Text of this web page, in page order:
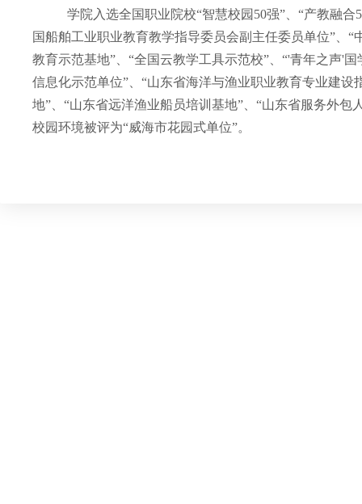
学院入选全国职业院校“智慧校园50强”、“产教融
国船舶工业职业教育教学指导委员会副主任委员单位”、
教育示范基地”、“全国云教学工具示范校”、“'青年之声'
信息化示范单位”、“山东省海洋与渔业职业教育专业建
地”、“山东省远洋渔业船员培训基地”、“山东省服务外
校园环境被评为“威海市花园式单位”。